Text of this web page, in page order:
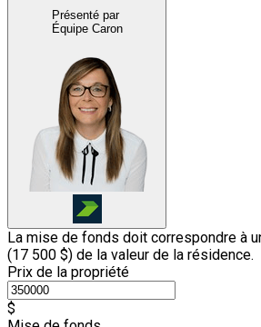
Présenté par
Équipe Caron
La mise de fonds doit correspondre à
(17 500 $) de la valeur de la résidence.
Prix de la propriété
$